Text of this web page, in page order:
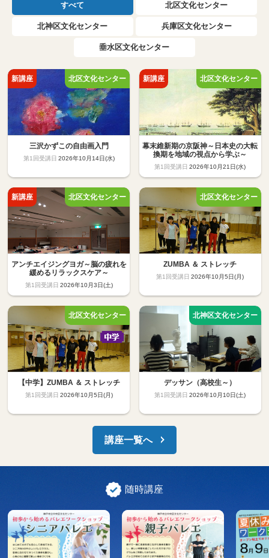
すべて 北区文化センター
北神区文化センター 兵庫区文化センター
垂水区文化センター
三沢かずこの自由画入門
2026年10月14日(水)
幕末維新期の京阪神～日本史の大転
換期を地域の視点から学ぶ～
2026年10月21日(水)
アンチエイジングヨガ～脳の疲れを
緩めるリラックスケア～
2026年10月3日(土)
ZUMBA ＆ ストレッチ
2026年10月5日(月)
【中学】ZUMBA ＆ ストレッチ
2026年10月5日(月)
デッサン（高校生～）
2026年10月10日(土)
講座一覧へ
随時講座